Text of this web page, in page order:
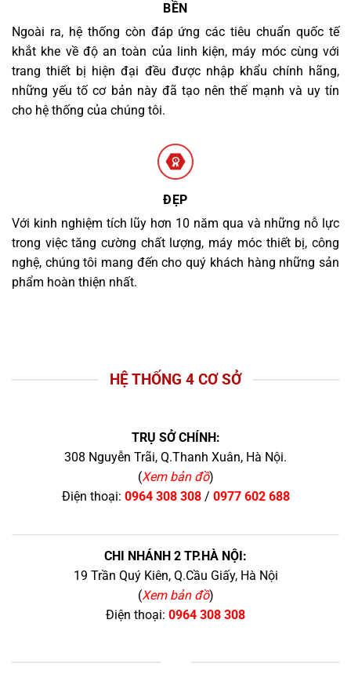
BỀN
Ngoài ra, hệ thống còn đáp ứng các tiêu chuẩn quốc tế
khắt khe về độ an toàn của linh kiện, máy móc cùng với
trang thiết bị hiện đại đều được nhập khẩu chính hãng,
những yếu tố cơ bản này đã tạo nên thế mạnh và uy tín
cho hệ thống của chúng tôi.
ĐẸP
Với kinh nghiệm tích lũy hơn 10 năm qua và những nỗ lực
trong việc tăng cường chất lượng, máy móc thiết bị, công
nghệ, chúng tôi mang đến cho quý khách hàng những sản
phẩm hoàn thiện nhất.
HỆ THỐNG 4 CƠ SỞ
TRỤ SỞ CHÍNH:
308 Nguyễn Trãi, Q.Thanh Xuân, Hà Nội.
(Xem bản đồ)
Điện thoại: 0964 308 308/ 0977 602 688
CHI NHÁNH 2 TP.HÀ NỘI:
19 Trần Quý Kiên, Q.Cầu Giấy, Hà Nội
(Xem bản đồ)
Điện thoại: 0964 308 308